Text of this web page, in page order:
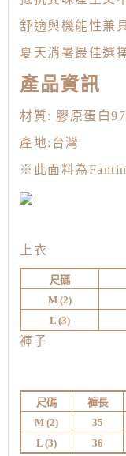
舒適與機能性兼
夏天消暑最佳選
產品資訊
材質: 膠原蛋白
產地:台灣
※此面料為
上衣
尺碼
M (2)
L (3)
褲子
尺碼 褲長
M (2) 35
L (3) 36